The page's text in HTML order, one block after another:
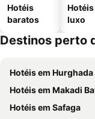
Hotéis
baratos
Hotéis
luxo
Destinos perto
Hotéis em Hurghada
Hotéis em Makadi
Hotéis em Safaga